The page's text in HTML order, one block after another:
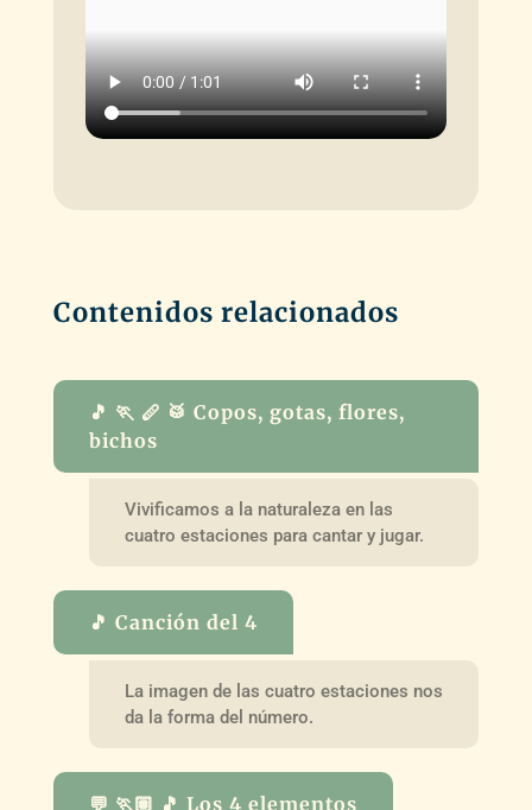
Contenidos relacionados
🎵 🏃 🪈 🥁 Copos, gotas, flores,
bichos
Vivificamos a la naturaleza en las
cuatro estaciones para cantar y jugar.
🎵 Canción del 4
La imagen de las cuatro estaciones nos
da la forma del número.
💬 🏃🏽 🎵 Los 4 elementos